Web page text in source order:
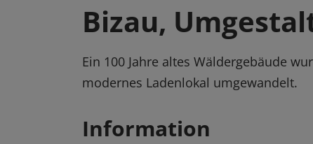
Bizau,
Ein 100 Jahre altes Wäldergebäude
modernes Ladenlokal umgewandelt.
Information